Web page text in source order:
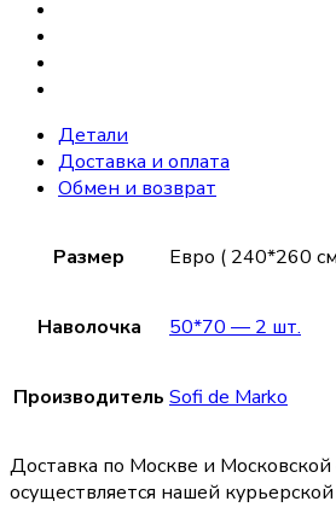
Детали
Доставка и оплата
Обмен и возврат
Размер Евро ( 240*260
Наволочка 50*70 — 2 шт.
Производитель Sofi de Marko
Доставка по Москве и Московской
осуществляется нашей